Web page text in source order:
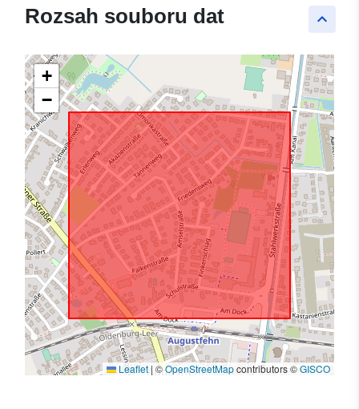
keyboard_arrow_up
Rozsah souboru dat
+
−
Leaflet| ©OpenStreetMapcontributors ©GISCO